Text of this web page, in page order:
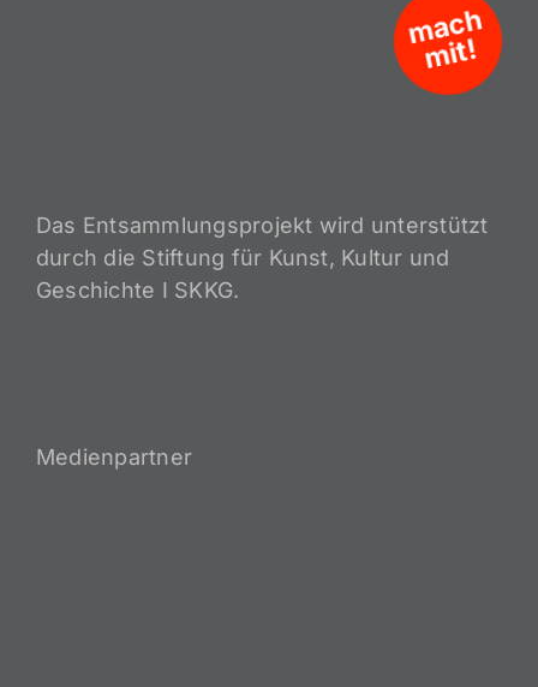
m
a
c
h
mit!
Das Entsammlungsprojekt wird unterstützt
durch die Stiftung für Kunst, Kultur und
Geschichte I SKKG.
Medienpartner